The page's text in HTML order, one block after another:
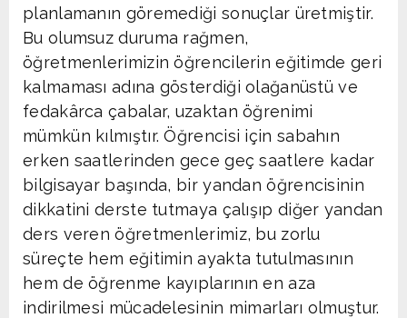
planlamanın göremediği sonuçlar üretmiştir.
Bu olumsuz duruma rağmen,
öğretmenlerimizin öğrencilerin eğitimde geri
kalmaması adına gösterdiği olağanüstü ve
fedakârca çabalar, uzaktan öğrenimi
mümkün kılmıştır. Öğrencisi için sabahın
erken saatlerinden gece geç saatlere kadar
bilgisayar başında, bir yandan öğrencisinin
dikkatini derste tutmaya çalışıp diğer yandan
ders veren öğretmenlerimiz, bu zorlu
süreçte hem eğitimin ayakta tutulmasının
hem de öğrenme kayıplarının en aza
indirilmesi mücadelesinin mimarları olmuştur.